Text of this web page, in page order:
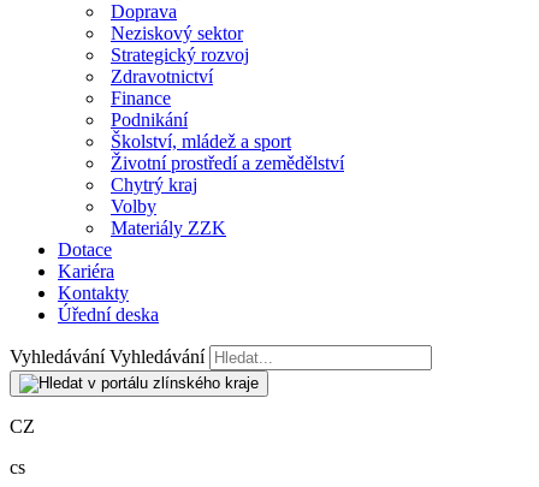
Doprava
Neziskový sektor
Strategický rozvoj
Zdravotnictví
Finance
Podnikání
Školství, mládež a sport
Životní prostředí a zemědělství
Chytrý kraj
Volby
Materiály ZZK
Dotace
Kariéra
Kontakty
Úřední deska
Vyhledávání Vyhledávání
CZ
cs